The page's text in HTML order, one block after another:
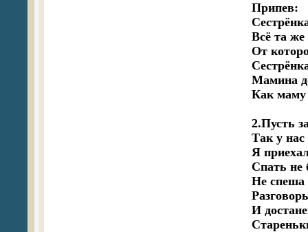
Припев:
Всё та же
От
Мамина
Как маму
2.Пусть
Так у нас
Я
Спать не
Не спеша
И